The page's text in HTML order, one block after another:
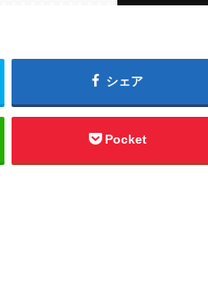
シェア
Pocket